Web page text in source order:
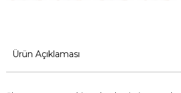
Ürün Açıklaması